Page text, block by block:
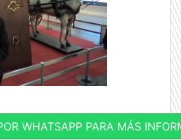
WHATSAPP PARA MÁS